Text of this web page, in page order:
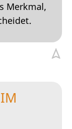
Merkmal,